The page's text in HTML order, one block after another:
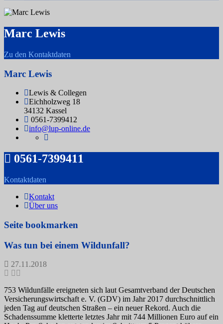
Marc Lewis
Zu den Kontaktdaten
Marc Lewis
Lewis & Collegen
Eichholzweg 18
34132 Kassel
0561-7399412
info@lup-online.de
0561-7399411
Kontaktdaten
Kontakt
Über uns
Seite bookmarken
Was tun bei einem Wildunfall?
27.11.2018
753 Wildunfälle ereigneten sich laut Gesamtverband der Deutschen
Versicherungswirtschaft e. V. (GDV) im Jahr 2017 durchschnittlich
jeden Tag auf deutschen Straßen – ein neuer Rekord. Auch die
Schadenssumme kletterte letztes Jahr mit 744 Millionen Euro auf ein